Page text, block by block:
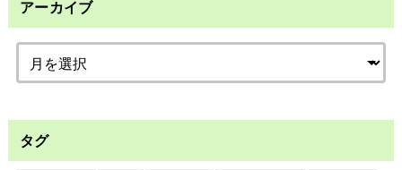
アーカイブ
タグ